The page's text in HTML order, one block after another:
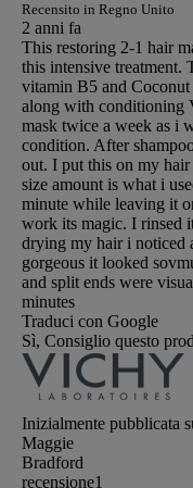
Recensito in Regno Unito
2 anni fa
This restoring 2-1 hair
this intensive treatment.
vitamin B5 and
along with conditioning
mask twice a week as i
condition. After
out. I put this on my
size amount is what i
minute while leaving it
work its magic. I rinsed
drying my hair i noticed
gorgeous it looked
and split ends were
minutes
Traduci con Google
Sì, Consiglio questo
Inizialmente pubblicata
Maggie
Bradford
recensione1